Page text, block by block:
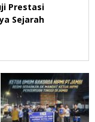
Prestasi
Sejarah